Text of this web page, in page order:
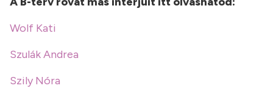
Wolf Kati
Szulák Andrea
Szily Nóra